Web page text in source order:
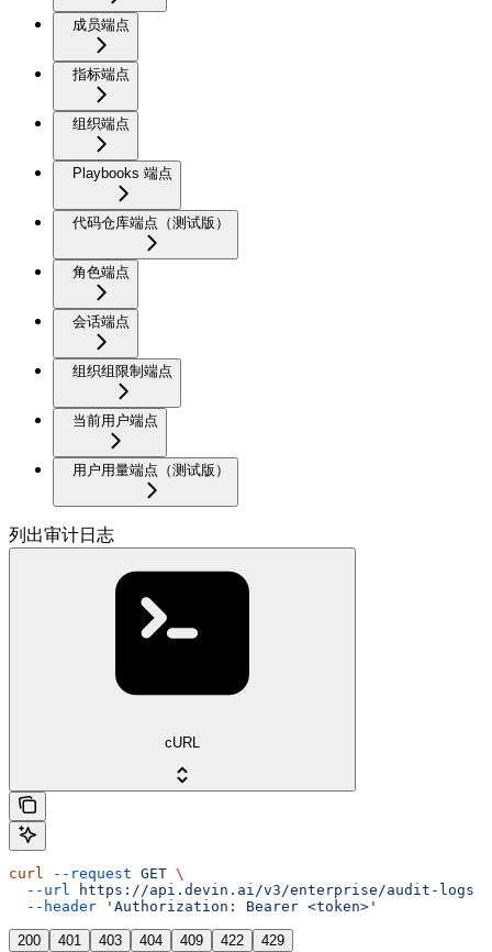
成员端点
指标端点
组织端点
Playbooks 端点
代码仓库端点（测试版）
角色端点
会话端点
组织组限制端点
当前用户端点
用户用量端点（测试版）
列出审计日志
cURL
curl --request GET \
  --url
https://api.devin.ai/v3/enterprise/audit-logs
  --header
'Authorization: Bearer <token>'
200 401 403 404 409 422 429